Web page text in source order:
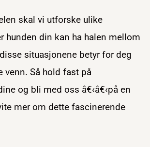
skal vi utforske ulike
hunden din kan ha halen mellom
situasjonene betyr for deg
venn. Så hold fast på
og bli med oss â€‹â€‹på en
mer om dette fascinerende